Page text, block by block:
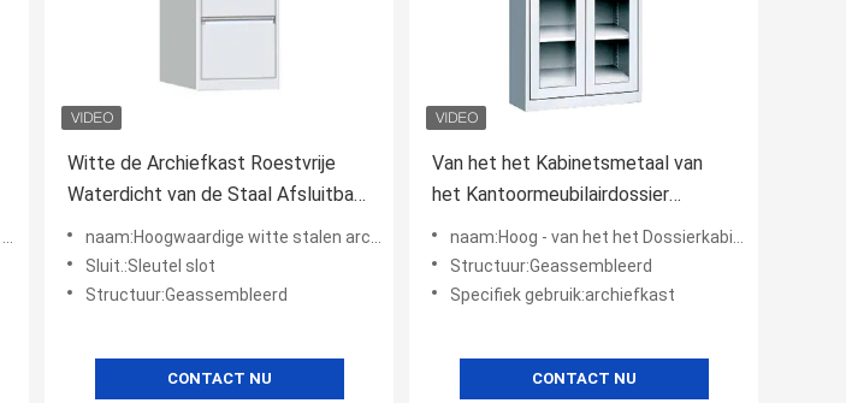
Witte de Archiefkast Roestvrije
Waterdicht van de Staal Afsluitbare
3 Lade voor Bureau
naam:Hoogwaardige witte stalen archiefkast 3 laden metaal kantoor mobiel
Sluit.:Sleutel slot
Structuur:Geassembleerd
CONTACT NU
Van het het Kabinetsmetaal van
het Kantoormeubilairdossier
Bestand het Staal Materiële
Roestvrije Kras
naam:Hoog - van het het Dossierkabinet van het kwaliteitskantoormeubilair houten eenvoudige modern
Structuur:Geassembleerd
Specifiek gebruik:archiefkast
CONTACT NU